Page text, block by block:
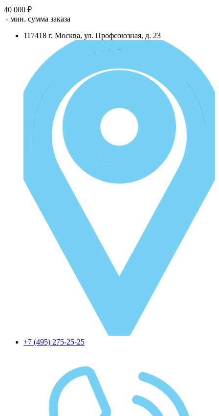
40 000 ₽
- мин. сумма заказа
117418 г. Москва, ул. Профсоюзная, д. 23
+7 (495) 275-25-25